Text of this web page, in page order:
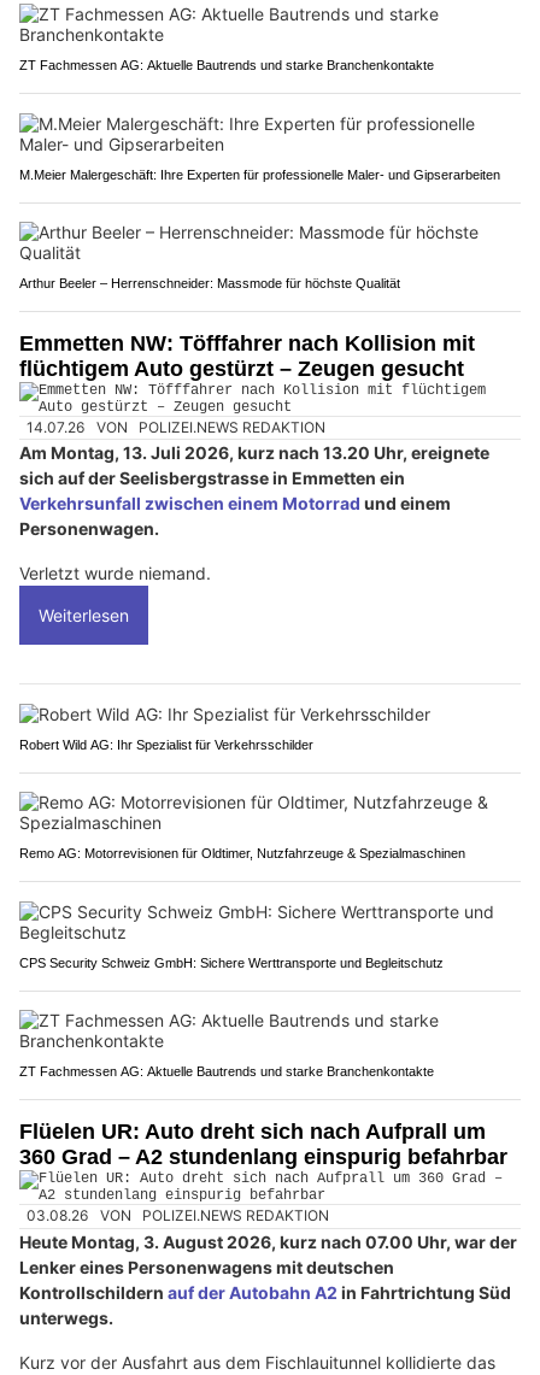
ZT Fachmessen AG: Aktuelle Bautrends und starke Branchenkontakte
M.Meier Malergeschäft: Ihre Experten für professionelle Maler- und Gipserarbeiten
Arthur Beeler – Herrenschneider: Massmode für höchste Qualität
Emmetten NW: Töfffahrer nach Kollision mit
flüchtigem Auto gestürzt – Zeugen gesucht
14.07.26 VON POLIZEI.NEWS REDAKTION
Am Montag, 13. Juli 2026, kurz nach 13.20 Uhr, ereignete
sich auf der Seelisbergstrasse in Emmetten ein
Verkehrsunfall zwischen einem Motorrad und einem
Personenwagen.
Verletzt wurde niemand.
Weiterlesen
Robert Wild AG: Ihr Spezialist für Verkehrsschilder
Remo AG: Motorrevisionen für Oldtimer, Nutzfahrzeuge & Spezialmaschinen
CPS Security Schweiz GmbH: Sichere Werttransporte und Begleitschutz
ZT Fachmessen AG: Aktuelle Bautrends und starke Branchenkontakte
Flüelen UR: Auto dreht sich nach Aufprall um
360 Grad – A2 stundenlang einspurig befahrbar
03.08.26 VON POLIZEI.NEWS REDAKTION
Heute Montag, 3. August 2026, kurz nach 07.00 Uhr, war der
Lenker eines Personenwagens mit deutschen
Kontrollschildern auf der Autobahn A2 in Fahrtrichtung Süd
unterwegs.
Kurz vor der Ausfahrt aus dem Fischlauitunnel kollidierte das